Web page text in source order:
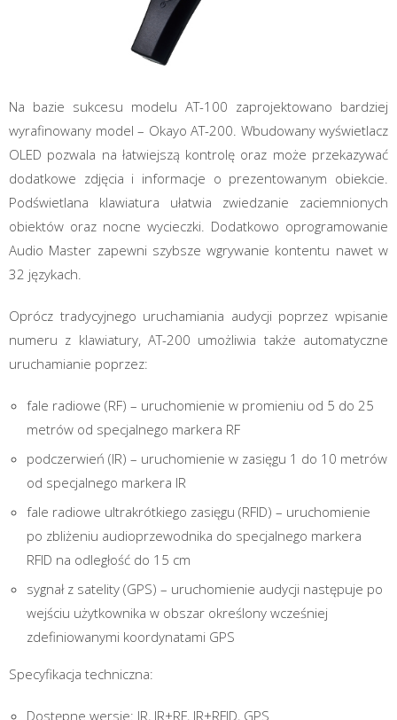
Na bazie sukcesu modelu AT-100 zaprojektowano bardziej
wyrafinowany model – Okayo AT-200. Wbudowany wyświetlacz
OLED pozwala na łatwiejszą kontrolę oraz może przekazywać
dodatkowe zdjęcia i informacje o prezentowanym obiekcie.
Podświetlana klawiatura ułatwia zwiedzanie zaciemnionych
obiektów oraz nocne wycieczki. Dodatkowo oprogramowanie
Audio Master zapewni szybsze wgrywanie kontentu nawet w
32 językach.
Oprócz tradycyjnego uruchamiania audycji poprzez wpisanie
numeru z klawiatury, AT-200 umożliwia także automatyczne
uruchamianie poprzez:
fale radiowe (RF) – uruchomienie w promieniu od 5 do 25
metrów od specjalnego markera RF
podczerwień (IR) – uruchomienie w zasięgu 1 do 10 metrów
od specjalnego markera IR
fale radiowe ultrakrótkiego zasięgu (RFID) – uruchomienie
po zbliżeniu audioprzewodnika do specjalnego markera
RFID na odległość do 15 cm
sygnał z satelity (GPS) – uruchomienie audycji następuje po
wejściu użytkownika w obszar określony wcześniej
zdefiniowanymi koordynatami GPS
Specyfikacja techniczna:
Dostępne wersje: IR, IR+RF, IR+RFID, GPS